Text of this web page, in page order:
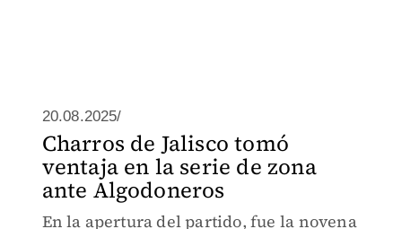
20.08.2025/
Charros de Jalisco tomó
ventaja en la serie de zona
ante Algodoneros
En la apertura del partido, fue la novena